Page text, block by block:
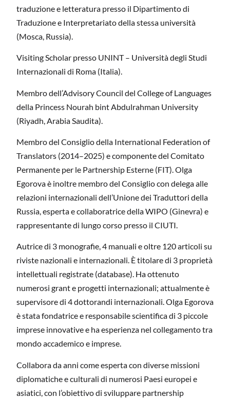
traduzione e letteratura presso il Dipartimento di
Traduzione e Interpretariato della stessa università
(Mosca, Russia).
Visiting Scholar presso UNINT – Università degli Studi
Internazionali di Roma (Italia).
Membro dell’Advisory Council del College of Languages
della Princess Nourah bint Abdulrahman University
(Riyadh, Arabia Saudita).
Membro del Consiglio della International Federation of
Translators (2014–2025) e componente del Comitato
Permanente per le Partnership Esterne (FIT). Olga
Egorova è inoltre membro del Consiglio con delega alle
relazioni internazionali dell’Unione dei Traduttori della
Russia, esperta e collaboratrice della WIPO (Ginevra) e
rappresentante di lungo corso presso il CIUTI.
Autrice di 3 monografie, 4 manuali e oltre 120 articoli su
riviste nazionali e internazionali. È titolare di 3 proprietà
intellettuali registrate (database). Ha ottenuto
numerosi grant e progetti internazionali; attualmente è
supervisore di 4 dottorandi internazionali. Olga Egorova
è stata fondatrice e responsabile scientifica di 3 piccole
imprese innovative e ha esperienza nel collegamento tra
mondo accademico e imprese.
Collabora da anni come esperta con diverse missioni
diplomatiche e culturali di numerosi Paesi europei e
asiatici, con l’obiettivo di sviluppare partnership